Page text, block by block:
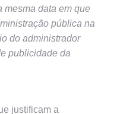
mesma data em que
pública na
do administrador
publicidade da
justificam a